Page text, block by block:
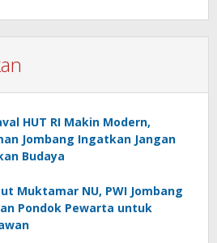
HUT RI Makin Modern,
Jombang Ingatkan Jangan
Budaya
Muktamar NU, PWI Jombang
Pondok Pewarta untuk